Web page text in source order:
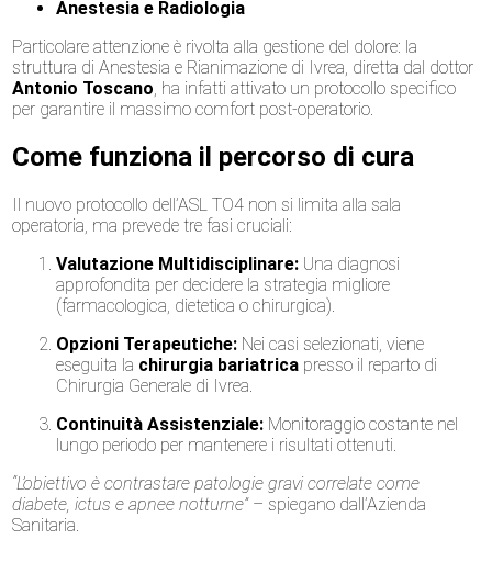
Anestesia e Radiologia
Particolare attenzione è rivolta alla gestione del dolore: la
struttura di Anestesia e Rianimazione di Ivrea, diretta dal dottor
Antonio Toscano, ha infatti attivato un protocollo specifico
per garantire il massimo comfort post-operatorio.
Come funziona il percorso di cura
Il nuovo protocollo dell’ASL TO4 non si limita alla sala
operatoria, ma prevede tre fasi cruciali:
Valutazione Multidisciplinare: Una diagnosi
approfondita per decidere la strategia migliore
(farmacologica, dietetica o chirurgica).
Opzioni Terapeutiche: Nei casi selezionati, viene
eseguita la chirurgia bariatrica presso il reparto di
Chirurgia Generale di Ivrea.
Continuità Assistenziale: Monitoraggio costante nel
lungo periodo per mantenere i risultati ottenuti.
“L’obiettivo è contrastare patologie gravi correlate come
diabete, ictus e apnee notturne”– spiegano dall’Azienda
Sanitaria.